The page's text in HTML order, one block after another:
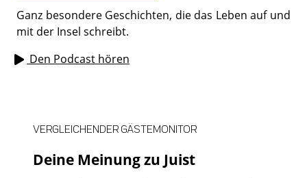
Ganz besondere Geschichten, die das Leben auf und
mit der Insel schreibt.
Den Podcast hören
Deine Meinung zu Juist
VERGLEICHENDER GÄSTEMONITOR